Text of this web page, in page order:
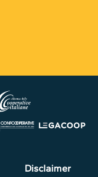
Disclaimer